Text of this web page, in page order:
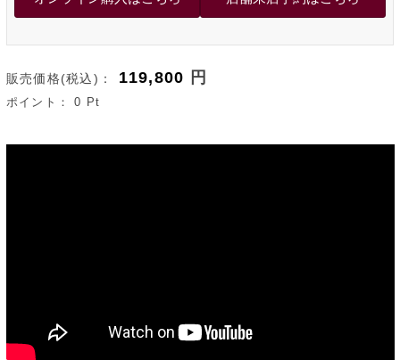
販売価格(税込)： 119,800 円
ポイント：0 Pt